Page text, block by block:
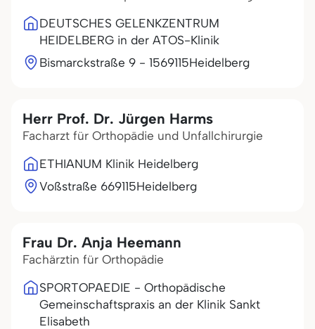
DEUTSCHES GELENKZENTRUM
HEIDELBERG in der ATOS-Klinik
Bismarckstraße 9 - 1569115Heidelberg
Herr Prof. Dr. Jürgen Harms
Facharzt für Orthopädie und Unfallchirurgie
ETHIANUM Klinik Heidelberg
Voßstraße 669115Heidelberg
Frau Dr. Anja Heemann
Fachärztin für Orthopädie
SPORTOPAEDIE - Orthopädische
Gemeinschaftspraxis an der Klinik Sankt
Elisabeth